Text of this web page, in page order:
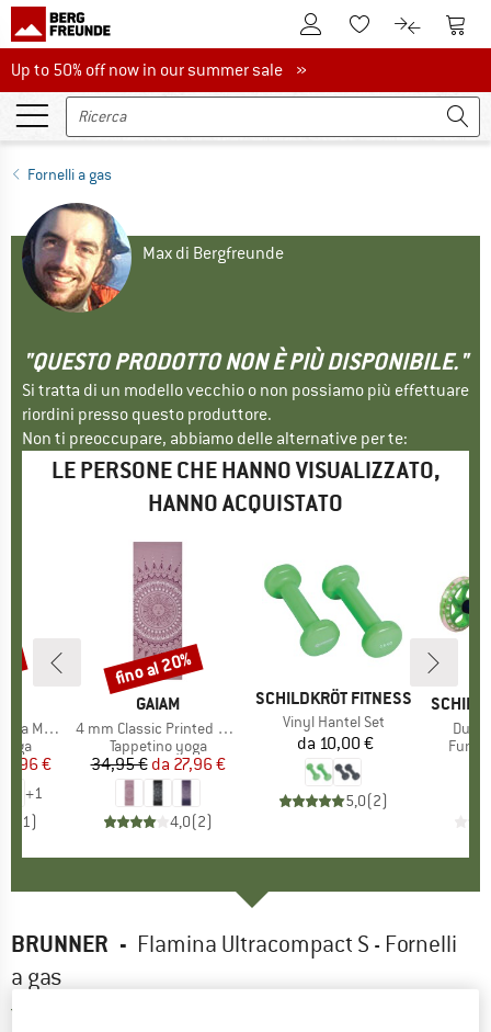
Al conto clienteAlla lista
Al Al
Up to 50% off now in our summer sale
Up to 50% off now in our summer sale »
Fornelli a gas
Max di Bergfreunde
"QUESTO PRODOTTO NON È PIÙ DISPONIBILE."
Si tratta di un modello vecchio o non possiamo più effettuare
riordini presso questo produttore.
Non ti preoccupare, abbiamo delle alternative per te:
LE PERSONE CHE HANNO VISUALIZZATO,
HANNO ACQUISTATO
Printed
ridotto
€
+1
1)
MARCHIO
GAIAM
Articolo
4 mm Classic Printed Yoga Mat
Gruppo di prodotti
Tappetino yoga
Prezzo
34,95 € Prezzo ridotto
da 27,96 €
4,0(2)
Sconto
fino al 20%
MARCHIO
SCHILDKRÖT FITNESS
Articolo
Vinyl Hantel Set
Prezzo
da 10,00 €
5,0(2)
Dual-
BRUNNER - Flamina Ultracompact S - Fornelli
a gas